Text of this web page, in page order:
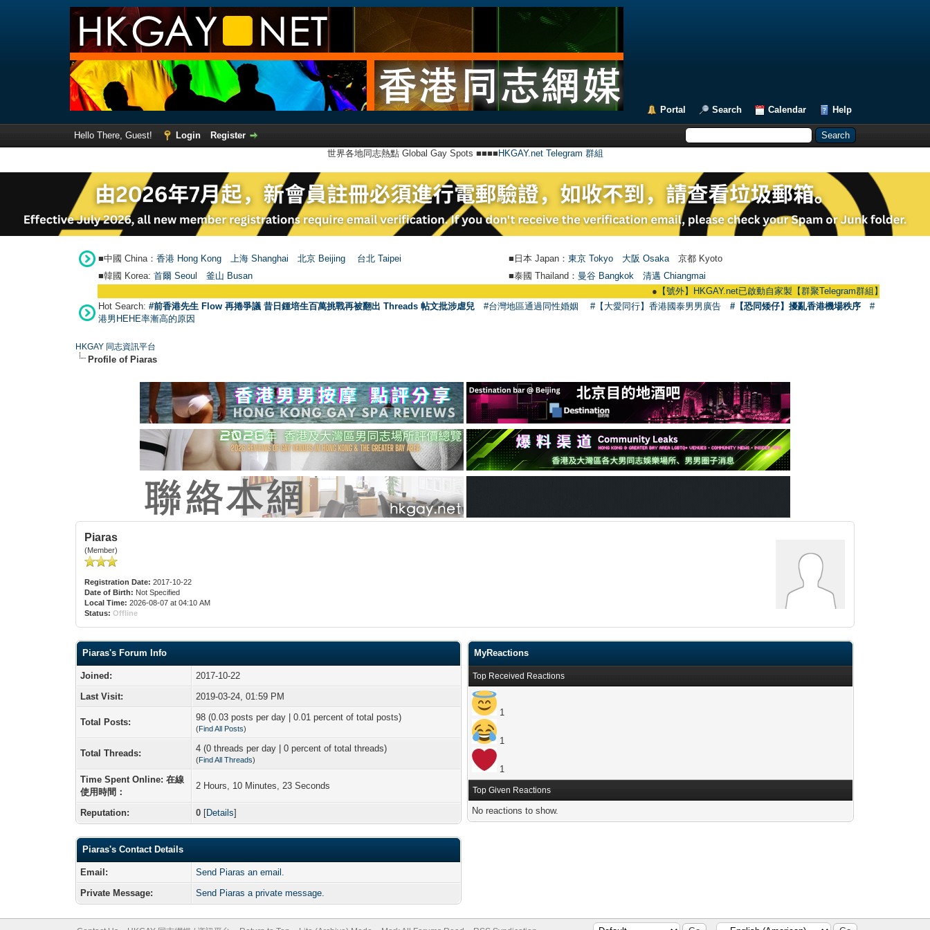
Portal Search Calendar Help
Hello There, Guest! Login
Register
世界各地同志熱點 Global Gay Spots ■■■■ HKGAY.net Telegram 群組
■中國 China： 香港 Hong Kong 上海 Shanghai 北京 Beijing 台北 Taipei ■日本 Japan： 東京 Tokyo 大阪 Osaka 京都 Kyoto
■韓國 Korea: 首爾 Seou 釜山 Busan ■泰國 Thailand： 曼谷 Bangkok
清邁 Chiangmai
【號外】HKGAY.net已啟動自家製【群聚Telegram群組】 HKGAY.net
Hot Search: #前香港先生 Flow 再捲爭議 昔日鍾培生百萬挑戰再被翻出 Threads 帖文批涉虐兒 #台灣地區通過同性婚姻 #【大愛同行】香港國泰男男廣告 #【恐同矮仔】擾亂香港機場秩序
#
港男HEHE率漸高的原因
HKGAY 同志資訊平台
Profile of Piaras
Piaras
(Member)
Registration Date: 2017-10-22
Date of Birth: Not Specified
Local Time: 2026-08-07 at 04:10 AM
Status: Offline
Piaras's Forum Info
Joined:
2017-10-22
Last Visit:
2019-03-24, 01:59 PM
Total Posts: 98 (0.03 posts per day | 0.01 percent of total posts)
(Find All Posts)
Total Threads: 4 (0 threads per day | 0 percent of total threads)
(Find All Threads)
Time Spent Online: 在線
使用時間：
2 Hours, 10 Minutes, 23 Seconds
Reputation: 0 [Details]
Piaras's Contact Details
Email:
Send Piaras an email.
Private Message:
Send Piaras a private message.
MyReactions
Top Received Reactions
1
1
1
Top Given Reactions
No reactions to show.